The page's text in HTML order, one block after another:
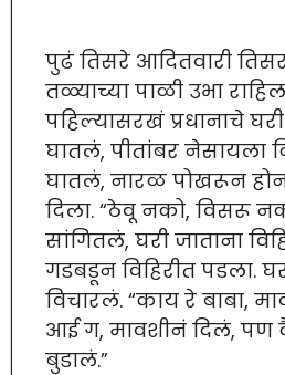
पुढं तिसरे आदितवारी
तळ्याच्या पाळी उभा
पहिल्यासरखं प्रधानाचे
घातलं, पीतांबर नेसायला
घातलं, नारळ पोखरून
दिला. “ठेवू नको, विसरू
सांगितलं, घरी जाताना
गडबडून विहिरीत पडला.
विचारलं. “काय रे बाबा,
आई ग, मावशीनं दिलं, पण
बुडालं.”